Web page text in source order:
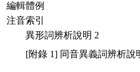
編輯體例
注音索引
異形詞辨析說明 2
[附錄 1] 同音異義詞辨析說